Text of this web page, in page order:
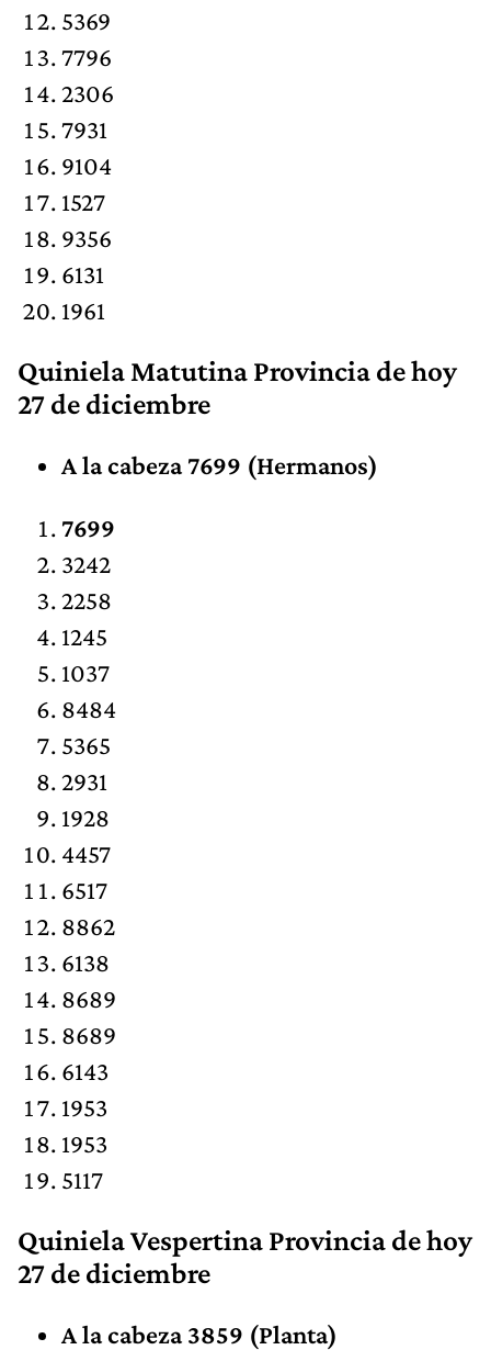
5369
7796
2306
7931
9104
1527
9356
6131
1961
Quiniela Matutina Provincia de hoy
27 de diciembre
A la cabeza 7699 (Hermanos)
7699
3242
2258
1245
1037
8484
5365
2931
1928
4457
6517
8862
6138
8689
8689
6143
1953
1953
5117
Quiniela Vespertina Provincia de hoy
27 de diciembre
A la cabeza 3859 (Planta)